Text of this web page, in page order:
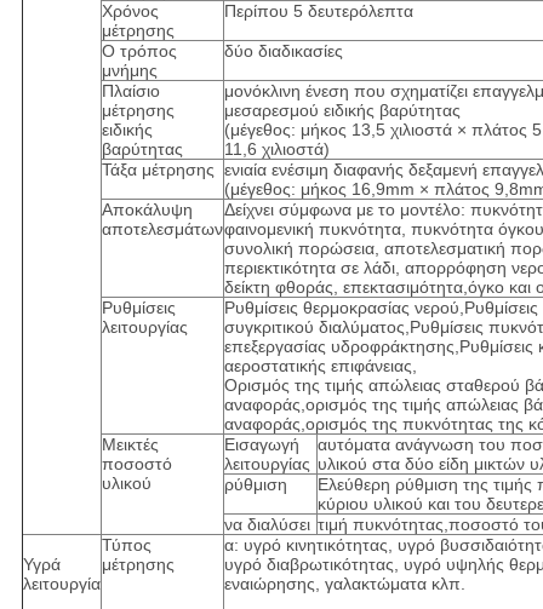
Χρόνος
μέτρησης
Περίπου 5 δευτερόλεπτα
Ο τρόπος
μνήμης
δύο διαδικασίες
Πλαίσιο
μέτρησης
ειδικής
βαρύτητας
μονόκλινη ένεση που σχηματίζει
μεσαρεσμού ειδικής βαρύτητας
(μέγεθος: μήκος 13,5 χιλιοστά × πλάτος
11,6 χιλιοστά)
Τάξα μέτρησης ενιαία ενέσιμη διαφανής δεξαμενή
(μέγεθος: μήκος 16,9mm × πλάτος
Αποκάλυψη
αποτελεσμάτων
Δείχνει σύμφωνα με το μοντέλο:
φαινομενική πυκνότητα, πυκνότητα
συνολική πορώσεια, αποτελεσματική
περιεκτικότητα σε λάδι, απορρόφηση
δείκτη φθοράς, επεκτασιμότητα,όγκο και
Ρυθμίσεις
λειτουργίας
Ρυθμίσεις θερμοκρασίας
συγκριτικού διαλύματος,Ρυθμίσεις
επεξεργασίας υδροφράκτησης,Ρυθμίσεις
αεροστατικής επιφάνειας,
Ορισμός της τιμής απώλειας σταθερού
αναφοράς,ορισμός της τιμής απώλειας
αναφοράς,ορισμός της πυκνότητας της
Μεικτές
ποσοστό
υλικού
Εισαγωγή
λειτουργίας
αυτόματα ανάγνωση του
υλικού στα δύο είδη μικτών
ρύθμιση
Ελεύθερη ρύθμιση της τιμής
κύριου υλικού και του
να διαλύσει τιμή πυκνότητας,ποσοστό
Υγρά
λειτουργία
Τύπος
μέτρησης
α: υγρό κινητικότητας, υγρό
υγρό διαβρωτικότητας, υγρό υψηλής
εναιώρησης, γαλακτώματα κλπ.